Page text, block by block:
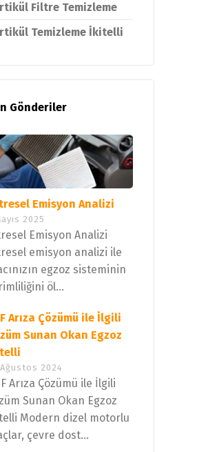
Filtre Temizleme
Temizleme İkitelli
Gönderiler
Emisyon Analizi
2025
Emisyon Analizi
emisyon analizi ile
egzoz sisteminin
öl...
Arıza Çözümü ile İlgili
Sunan Okan Egzoz
2024
Arıza Çözümü ile İlgili
Sunan Okan Egzoz
Modern dizel motorlu
çevre dost...